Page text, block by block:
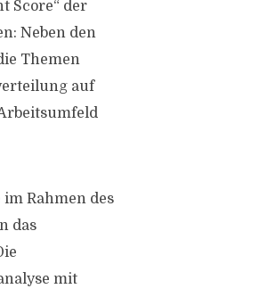
Score“ der
Neben den
Themen
auf
Rahmen des
das
mit